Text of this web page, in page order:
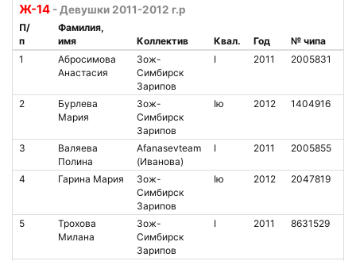
Ж-14 - Девушки 2011-2012 г.р
П/
п
Фамилия,
имя
Коллектив Квал. Год № чипа
1
Абросимова
Анастасия
Зож-
Симбирск
Зарипов
I 2011 2005831
2
Бурлева
Мария
Зож-
Симбирск
Зарипов
Iю 2012 1404916
3
Валяева
Полина
Afanasevteam
(Иванова)
I 2011 2005855
4 Гарина Мария
Зож-
Симбирск
Зарипов
Iю 2012 2047819
5
Трохова
Милана
Зож-
Симбирск
Зарипов
I 2011 8631529